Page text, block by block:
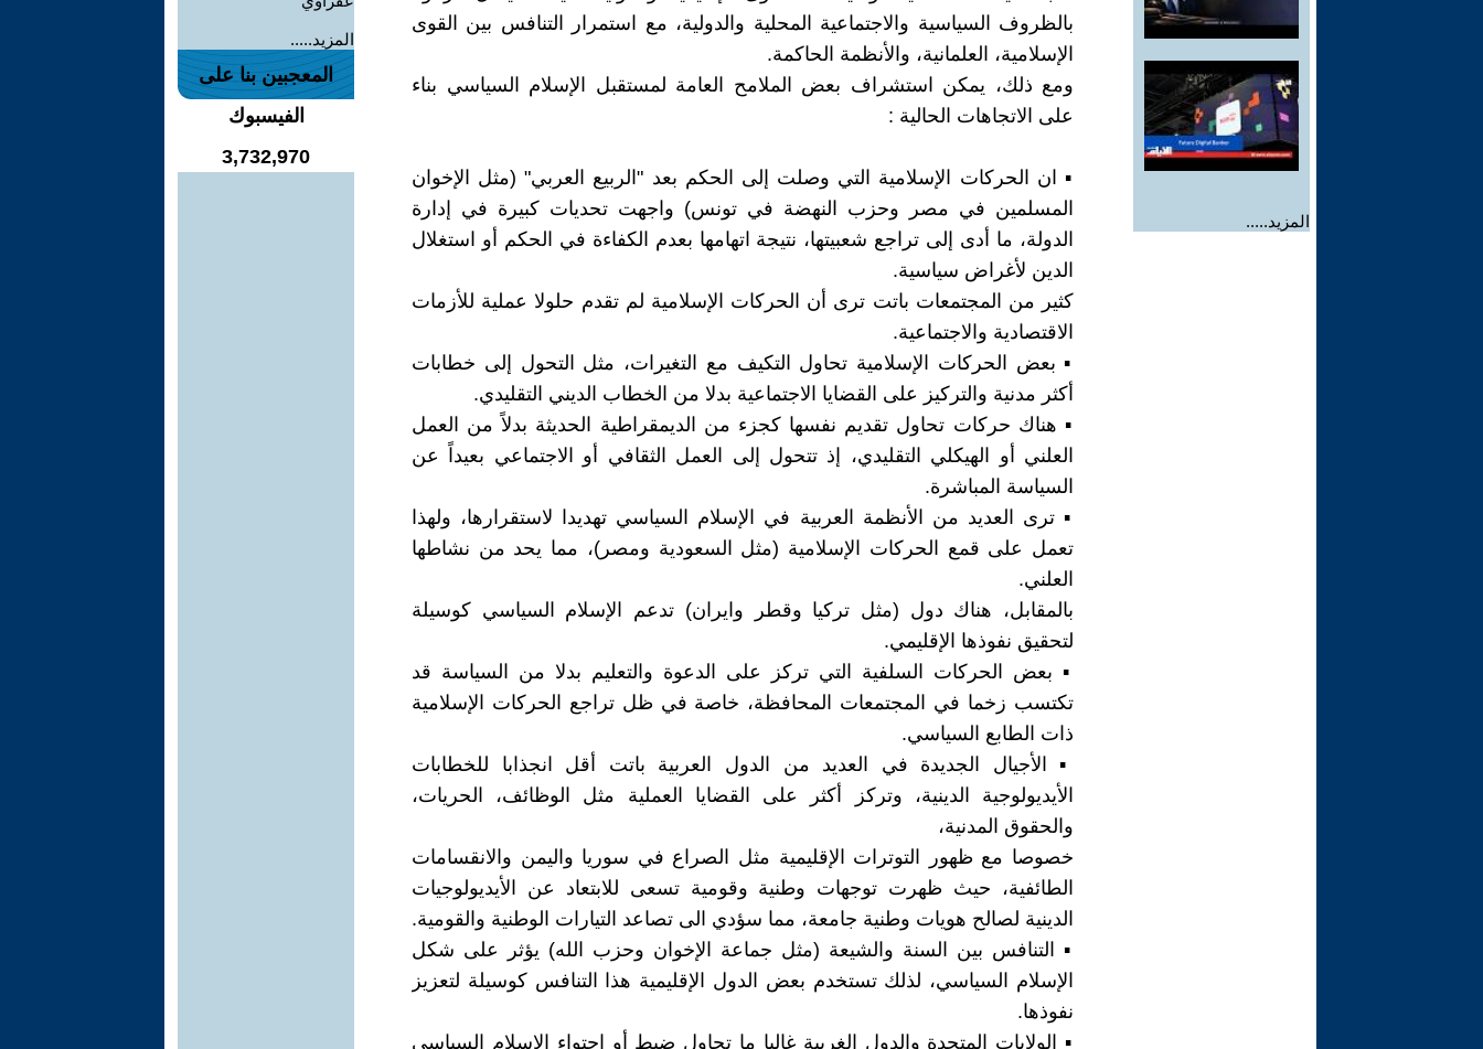
المزيد.....
بالظروف السياسية والاجتماعية المحلية والدولية، مع استمرار التنافس بين القوى
الإسلامية، العلمانية، والأنظمة الحاكمة.
ومع ذلك، يمكن استشراف بعض الملامح العامة لمستقبل الإسلام السياسي بناء
على الاتجاهات الحالية :
▪︎ ان الحركات الإسلامية التي وصلت إلى الحكم بعد "الربيع العربي" (مثل الإخوان
المسلمين في مصر وحزب النهضة في تونس) واجهت تحديات كبيرة في إدارة
الدولة، ما أدى إلى تراجع شعبيتها، نتيجة اتهامها بعدم الكفاءة في الحكم أو استغلال
الدين لأغراض سياسية.
كثير من المجتمعات باتت ترى أن الحركات الإسلامية لم تقدم حلولا عملية للأزمات
الاقتصادية والاجتماعية.
▪︎ بعض الحركات الإسلامية تحاول التكيف مع التغيرات، مثل التحول إلى خطابات
أكثر مدنية والتركيز على القضايا الاجتماعية بدلا من الخطاب الديني التقليدي.
▪︎ هناك حركات تحاول تقديم نفسها كجزء من الديمقراطية الحديثة بدلاً من العمل
العلني أو الهيكلي التقليدي، إذ تتحول إلى العمل الثقافي أو الاجتماعي بعيداً عن
السياسة المباشرة.
▪︎ ترى العديد من الأنظمة العربية في الإسلام السياسي تهديدا لاستقرارها، ولهذا
تعمل على قمع الحركات الإسلامية (مثل السعودية ومصر)، مما يحد من نشاطها
العلني.
بالمقابل، هناك دول (مثل تركيا وقطر وايران) تدعم الإسلام السياسي كوسيلة
لتحقيق نفوذها الإقليمي.
▪︎ بعض الحركات السلفية التي تركز على الدعوة والتعليم بدلا من السياسة قد
تكتسب زخما في المجتمعات المحافظة، خاصة في ظل تراجع الحركات الإسلامية
ذات الطابع السياسي.
▪︎ الأجيال الجديدة في العديد من الدول العربية باتت أقل انجذابا للخطابات
الأيديولوجية الدينية، وتركز أكثر على القضايا العملية مثل الوظائف، الحريات،
والحقوق المدنية،
خصوصا مع ظهور التوترات الإقليمية مثل الصراع في سوريا واليمن والانقسامات
الطائفية، حيث ظهرت توجهات وطنية وقومية تسعى للابتعاد عن الأيديولوجيات
الدينية لصالح هويات وطنية جامعة، مما سؤدي الى تصاعد التيارات الوطنية والقومية.
▪︎ التنافس بين السنة والشيعة (مثل جماعة الإخوان وحزب الله) يؤثر على شكل
الإسلام السياسي، لذلك تستخدم بعض الدول الإقليمية هذا التنافس كوسيلة لتعزيز
نفوذها.
▪︎ الولايات المتحدة والدول الغربية غالبا ما تحاول ضبط أو احتواء الإسلام السياسي
المزيد.....
المعجبين بنا على
الفيسبوك
3,732,970